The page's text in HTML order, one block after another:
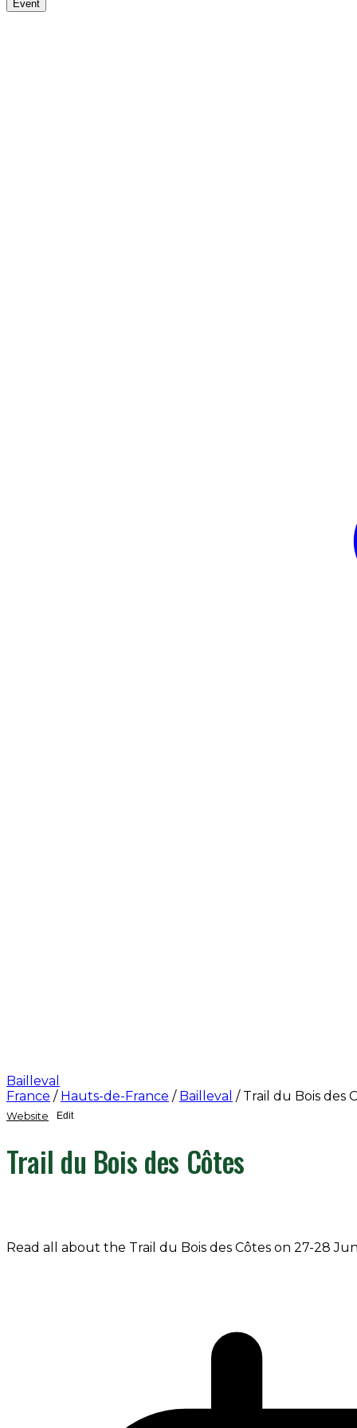
Event
Bailleval
France / Hauts-de-France / Bailleval / Trail du Bois des
Website Edit
Trail du Bois des Côtes
Read all about the Trail du Bois des Côtes on 27-28